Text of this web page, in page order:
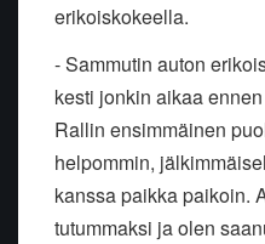
erikoiskokeella.
- Sammutin auton
kesti jonkin aikaa
Rallin ensimmäinen
helpommin,
kanssa paikka paikoin.
tutummaksi ja olen